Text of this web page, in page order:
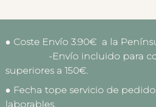
● Coste Envío 3.90€ a la
-Envío incluido para
superiores a 150€.
● Fecha tope servicio de
laborables.